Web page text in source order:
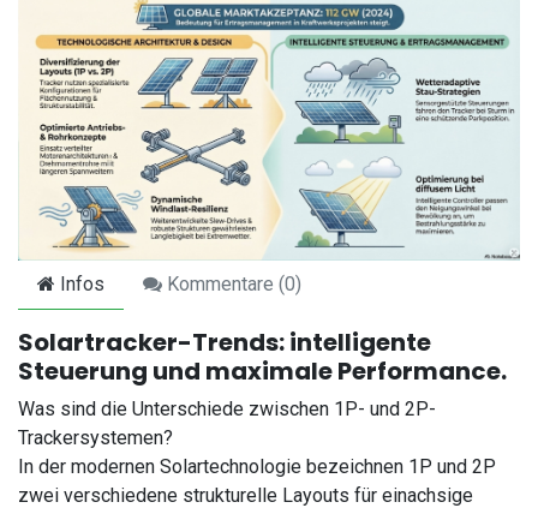
Infos Kommentare (0)
Solartracker-Trends: intelligente
Steuerung und maximale Performance.
Was sind die Unterschiede zwischen 1P- und 2P-
Trackersystemen?
In der modernen Solartechnologie bezeichnen 1P und 2P
zwei verschiedene strukturelle Layouts für einachsige